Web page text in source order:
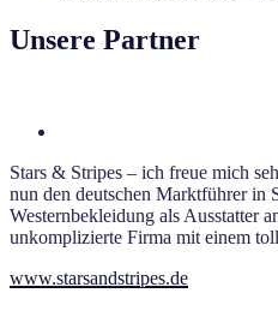
Unsere Partner
Stars & Stripes – ich freue mich
nun den deutschen Marktführer in
Westernbekleidung als Ausstatter
unkomplizierte Firma mit einem
www.starsandstripes.de